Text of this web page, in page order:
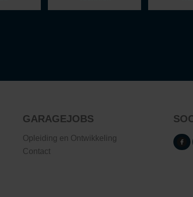
GARAGEJOBS
Opleiding en Ontwikkeling
Contact